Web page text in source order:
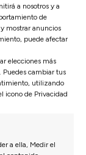
a nosotros y a
de
mostrar anuncios
puede afectar
elecciones más
Puedes cambiar tus
utilizando
icono de Privacidad
a ella, Medir el